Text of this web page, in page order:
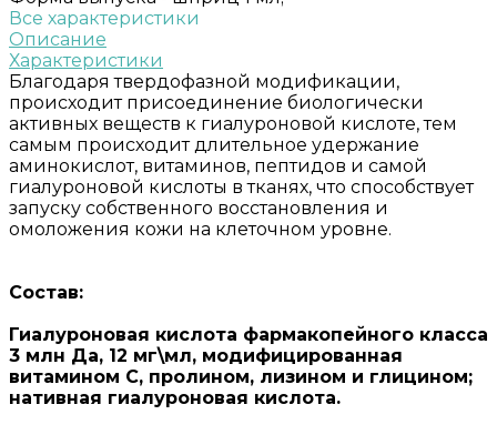
Все характеристики
Описание
Характеристики
Благодаря твердофазной модификации,
происходит присоединение биологически
активных веществ к гиалуроновой кислоте, тем
самым происходит длительное удержание
аминокислот, витаминов, пептидов и самой
гиалуроновой кислоты в тканях, что способствует
запуску собственного восстановления и
омоложения кожи на клеточном уровне.
Состав:
Гиалуроновая кислота фармакопейного класса
3 млн Да, 12 мг\мл, модифицированная
витамином С, пролином, лизином и глицином;
нативная гиалуроновая кислота.